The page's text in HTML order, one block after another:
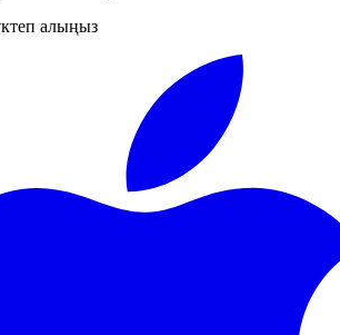
алыңыз